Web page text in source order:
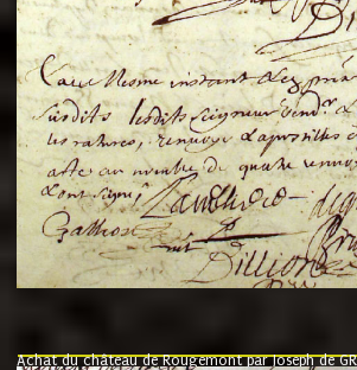
Achat du château de Rougemont par Joseph de